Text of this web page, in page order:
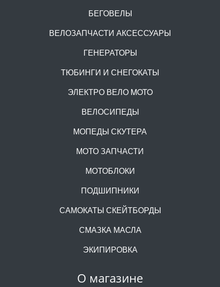
О магазине
БЕГОВЕЛЫ
ВЕЛОЗАПЧАСТИ АКСЕССУАРЫ
ГЕНЕРАТОРЫ
ТЮБИНГИ И СНЕГОКАТЫ
ЭЛЕКТРО ВЕЛО MOTO
ВЕЛОСИПЕДЫ
МОПЕДЫ СКУТЕРА
МОТО ЗАПЧАСТИ
МОТОБЛОКИ
ПОДШИПНИКИ
САМОКАТЫ СКЕЙТБОРДЫ
СМАЗКА МАСЛА
ЭКИПИРОВКА